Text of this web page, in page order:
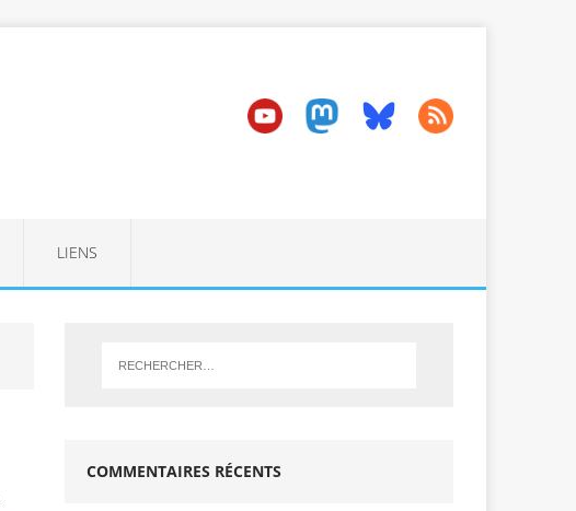
LIENS
COMMENTAIRES RÉCENTS